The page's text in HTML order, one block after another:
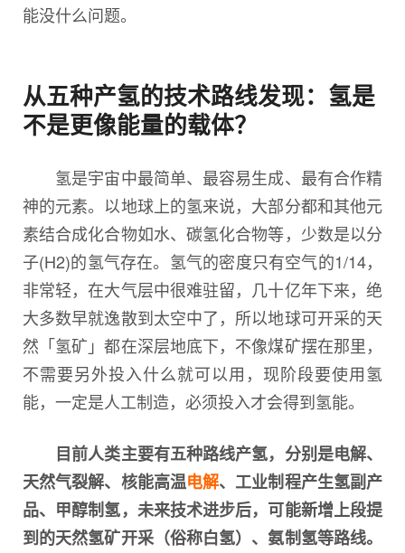
能没什么问题。
从五种产氢的技术路线发现：氢是
不是更像能量的载体？
氢是宇宙中最简单、最容易生成、最有合作精
神的元素。以地球上的氢来说，大部分都和其他元
素结合成化合物如水、碳氢化合物等，少数是以分
子(H2)的氢气存在。氢气的密度只有空气的1/14，
非常轻，在大气层中很难驻留，几十亿年下来，绝
大多数早就逸散到太空中了，所以地球可开采的天
然「氢矿」都在深层地底下，不像煤矿摆在那里，
不需要另外投入什么就可以用，现阶段要使用氢
能，一定是人工制造，必须投入才会得到氢能。
目前人类主要有五种路线产氢，分别是电解、
天然气裂解、核能高温电解、工业制程产生氢副产
品、甲醇制氢，未来技术进步后，可能新增上段提
到的天然氢矿开采（俗称白氢）、氨制氢等路线。